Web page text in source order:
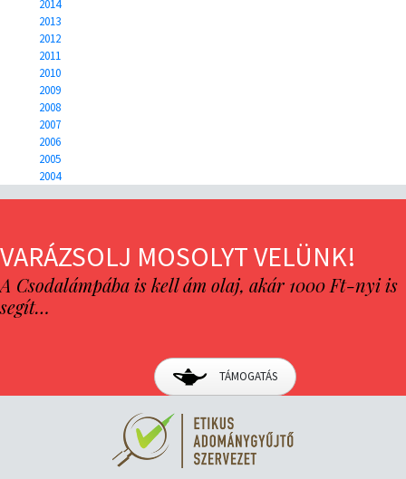
2014
2013
2012
2011
2010
2009
2008
2007
2006
2005
2004
VARÁZSOLJ MOSOLYT VELÜNK!
A Csodalámpába is kell ám olaj, akár 1000 Ft-nyi is
segít…
TÁMOGATÁS